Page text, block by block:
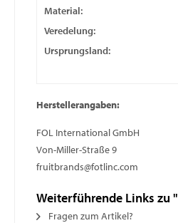
Material:
Veredelung:
Ursprungsland:
Herstellerangaben:
FOL International GmbH
Von-Miller-Straße 9
fruitbrands@fotlinc.com
Weiterführende Links zu
Fragen zum Artikel?